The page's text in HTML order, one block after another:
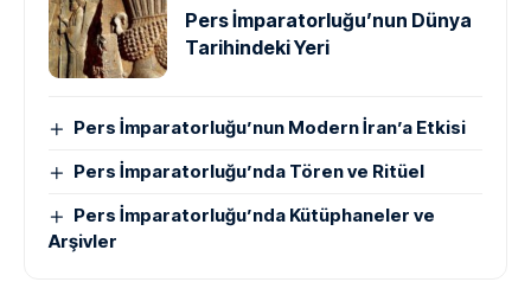
Pers İmparatorluğu’nun Dünya
Tarihindeki Yeri
Pers İmparatorluğu’nun Modern İran’a Etkisi
Pers İmparatorluğu’nda Tören ve Ritüel
Pers İmparatorluğu’nda Kütüphaneler ve
Arşivler